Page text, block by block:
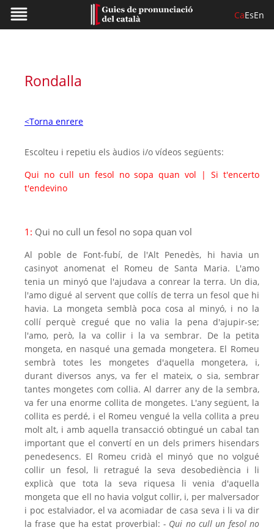
CaEsEn
Rondalla
<Torna enrere
Escolteu i repetiu els àudios i/o vídeos següents:
Qui no cull un fesol no sopa quan vol
|Si t'encerto
t'endevino
1: Qui no cull un fesol no sopa quan vol
Al poble de Font-fubí, de l'Alt Penedès, hi havia un
casinyot anomenat el Romeu de Santa Maria. L'amo
tenia un minyó que l'ajudava a conrear la terra. Un dia,
l'amo digué al servent que collís de terra un fesol que hi
havia. La mongeta semblà poca cosa al minyó, i no la
collí perquè cregué que no valia la pena d'ajupir-se;
l'amo, però, la va collir i la va sembrar. De la petita
mongeta, en nasqué una gemada mongetera. El Romeu
sembrà totes les mongetes d'aquella mongetera, i,
durant diversos anys, va fer el mateix, o sia, sembrar
tantes mongetes com collia. Al darrer any de la sembra,
va fer una enorme collita de mongetes. L'any següent, la
collita es perdé, i el Romeu vengué la vella collita a preu
molt alt, i amb aquella transacció obtingué un cabal tan
important que el convertí en un dels primers hisendars
penedesencs. El Romeu cridà el minyó que no volgué
collir un fesol, li retragué la seva desobediència i li
explicà que tota la seva riquesa li venia d'aquella
mongeta que ell no havia volgut collir, i, per malversador
i poc estalviador, el va acomiadar de casa seva i li va dir
la frase que ha estat proverbial: - Qui no cull un fesol no